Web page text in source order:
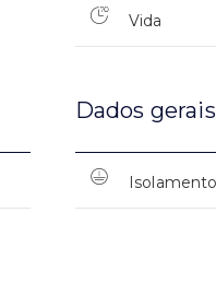
Vida
Dados gerais